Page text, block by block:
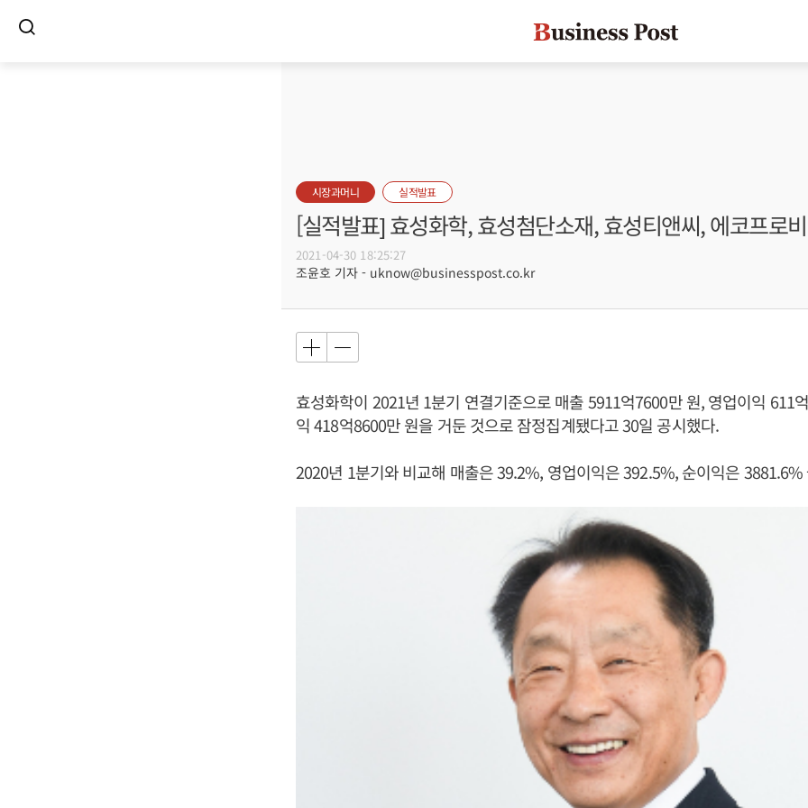
시장과머니 실적발표
[실적발표] 효성화학, 효성첨단소재, 효성티앤씨, 에코프로
2021-04-30 18:25:27
조윤호 기자 - uknow@businesspost.co.kr
효성화학이 2021년 1분기 연결기준으로 매출 5911억7600만 원, 영업이익 611
익 418억8600만 원을 거둔 것으로 잠정집계됐다고 30일 공시했다.
2020년 1분기와 비교해 매출은 39.2%, 영업이익은 392.5%, 순이익은 3881.6%